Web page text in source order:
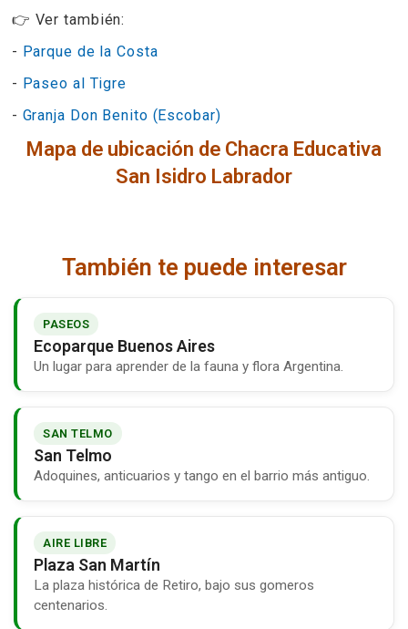
👉 Ver también:
- Parque de la Costa
- Paseo al Tigre
- Granja Don Benito (Escobar)
Mapa de ubicación de Chacra Educativa
San Isidro Labrador
También te puede interesar
PASEOS
Ecoparque Buenos Aires
Un lugar para aprender de la fauna y flora Argentina.
SAN TELMO
San Telmo
Adoquines, anticuarios y tango en el barrio más antiguo.
AIRE LIBRE
Plaza San Martín
La plaza histórica de Retiro, bajo sus gomeros
centenarios.